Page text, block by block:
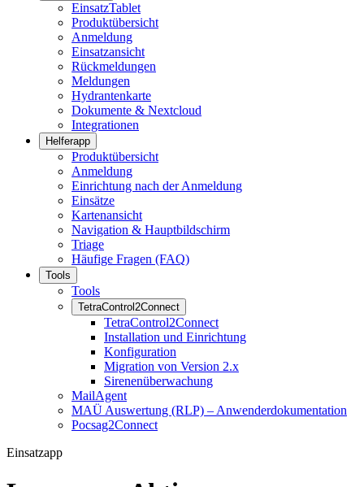
EinsatzTablet
Produktübersicht
Anmeldung
Einsatzansicht
Rückmeldungen
Meldungen
Hydrantenkarte
Dokumente & Nextcloud
Integrationen
Helferapp
Produktübersicht
Anmeldung
Einrichtung nach der Anmeldung
Einsätze
Kartenansicht
Navigation & Hauptbildschirm
Triage
Häufige Fragen (FAQ)
Tools
Tools
TetraControl2Connect
TetraControl2Connect
Installation und Einrichtung
Konfiguration
Migration von Version 2.x
Sirenenüberwachung
MailAgent
MAÜ Auswertung (RLP) – Anwenderdokumentation
Pocsag2Connect
Einsatzapp